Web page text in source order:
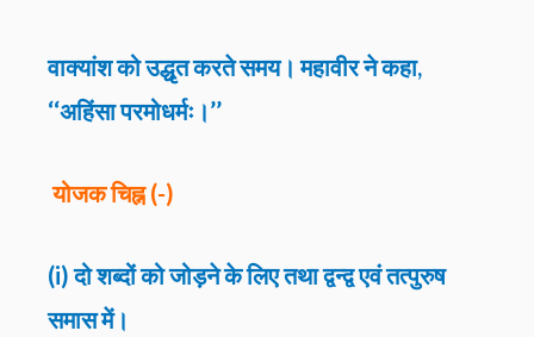
वाक्यांश को उद्धृत करते समय। महावीर ने कहा,
‘‘अहिंसा परमोधर्मः।’’
योजक चिह्न (-)
(i) दो शब्दों को जोड़ने के लिए तथा द्वन्द्व एवं तत्पुरुष
समास में।